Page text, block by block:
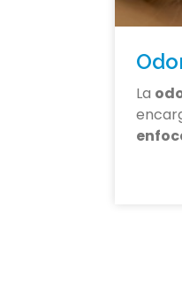
La